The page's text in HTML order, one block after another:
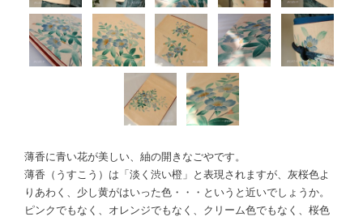
薄香に青い花が美しい、紬の開きなごやです。
薄香（うすこう）は「淡く渋い橙」と表現されますが、灰桜色よ
りあわく、少し黄がはいった色・・・というと近いでしょうか。
ピンクでもなく、オレンジでもなく、クリーム色でもなく、桜色